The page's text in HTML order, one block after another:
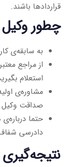
قراردادها باشند.
چطور
به سابقه‌ی
از مراجع
استعلام
مشاوره‌ی
صداقت وکیل
حتما
دادرسی
نتیجه‌گیری